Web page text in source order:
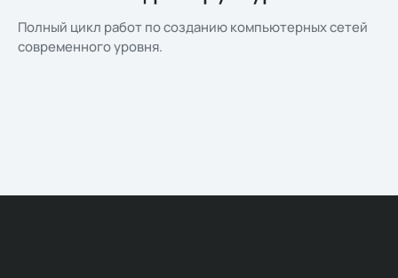
Полный цикл работ по созданию компьютерных сетей
современного уровня.